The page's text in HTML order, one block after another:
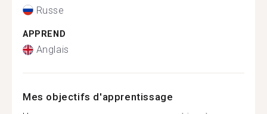
Russe
APPREND
Anglais
Mes objectifs d'apprentissage